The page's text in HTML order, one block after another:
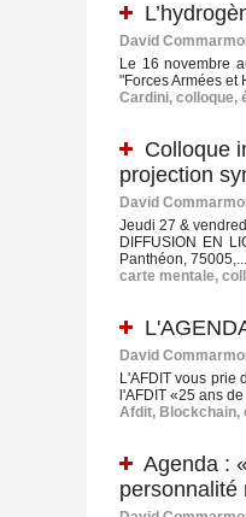
David
Le 16 novembre
"Forces Armées et
Cardini, colloque,
Colloque
projection
David
Jeudi 27 &
DIFFUSION EN
Panthéon, 75005,...
carte mentale,
David
L'AFDIT vous
l'AFDIT «25 ans
Afdit, Blockchain,
Agenda :
personnalité